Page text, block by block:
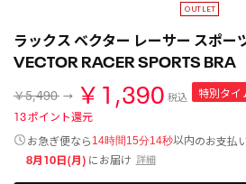
ラックス ベクター レーサー スポ
VECTOR RACER SPORTS BRA（
￥5,490 ￥1,390 税込
特別タイ
13ポイント還元
お急ぎ便なら 14時間15分14秒以内のお支払
8月10日(月) にお届け 詳細